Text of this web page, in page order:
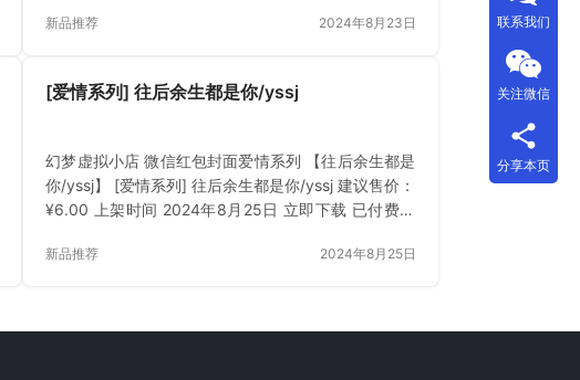
新品推荐 2024年8月23日
[爱情系列] 往后余生都是你/yssj
幻梦虚拟小店 微信红包封面爱情系列 【往后余生都是
你/yssj】 [爱情系列] 往后余生都是你/yssj 建议售价：
¥6.00 上架时间 2024年8月25日 立即下载 已付费？
新品推荐 2024年8月25日
联系我们
关注微信
分享本页